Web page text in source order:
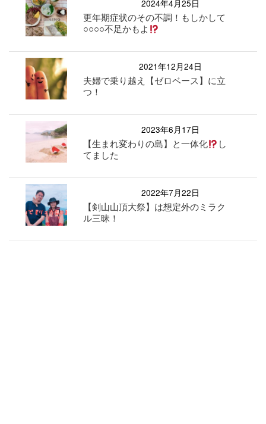
2024年4月25日
更年期症状のその不調！もしかして
○○○○不足かもよ
2021年12月24日
夫婦で乗り越え【ゼロベース】に立
つ！
2023年6月17日
【生まれ変わりの島】と一体化
し
てました
2022年7月22日
【剣山山頂大祭】は想定外のミラク
ル三昧！